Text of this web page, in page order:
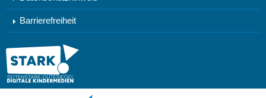
Barrierefreiheit